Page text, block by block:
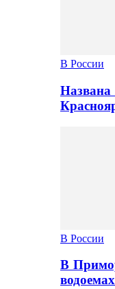
В России
В России
В